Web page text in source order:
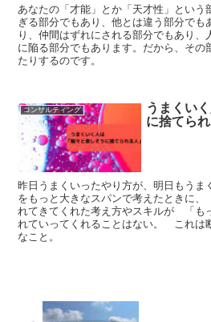
あなたの「才能」とか「天才性」という
ぎる部分でもあり、他とは違う部分でも
り、仲間はずれにされる部分でもあり
に陥る部分でもあります。だから、その
たりするのです。
コンサルティング
うまくい
に捨てられ
昨日うまくいったやり方が、明日もう
をもっと大きなスパンで考えたときに
れてきてくれた考え方やスキルが 「も
れていってくれることはない。 これは
なこと。